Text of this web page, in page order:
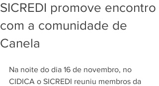
SICREDI promove encontro
com a comunidade de
Canela
Na noite do dia 16 de novembro, no
CIDICA o SICREDI reuniu membros da